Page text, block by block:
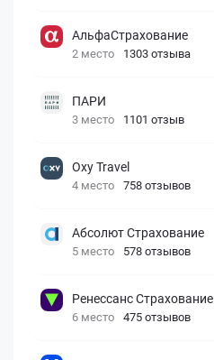
АльфаСтрахование
2 место 1303 отзыва
ПАРИ
3 место 1101 отзыв
Oxy Travel
4 место 758 отзывов
Абсолют Страхование
5 место 578 отзывов
Ренессанс Страхование
6 место 475 отзывов